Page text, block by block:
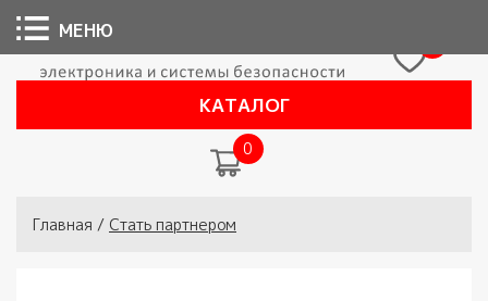
КАТАЛОГ
0
Вы здесь
Главная / Стать партнером
МЕНЮ